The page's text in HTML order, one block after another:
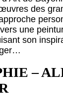
des
vers une
son
–